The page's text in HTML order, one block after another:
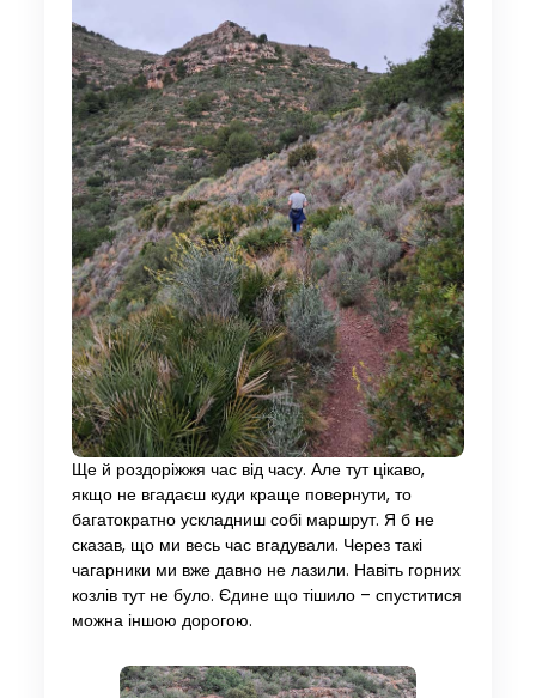
Ще й роздоріжжя час від часу. Але тут цікаво,
якщо не вгадаєш куди краще повернути, то
багатократно ускладниш собі маршрут. Я б не
сказав, що ми весь час вгадували. Через такі
чагарники ми вже давно не лазили. Навіть горних
козлів тут не було. Єдине що тішило – спуститися
можна іншою дорогою.